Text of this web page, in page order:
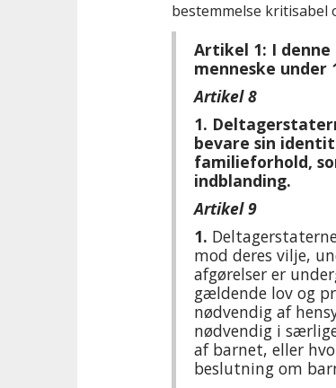
bestemmelse kritisabel
Artikel 1: I
menneske under
Artikel 8
1.
bevare sin
familieforhold,
indblanding.
Artikel 9
1.
mod deres vilje,
afgørelser er
gældende lov og
nødvendig af
nødvendig i
af barnet, eller
beslutning om